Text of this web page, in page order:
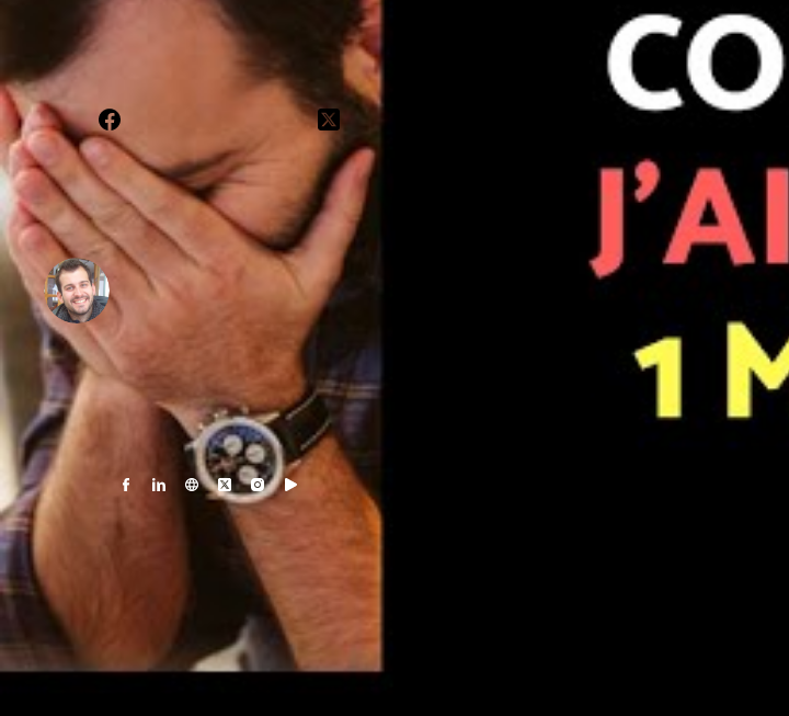
Mes écrits sont motivés par vos retours : Partagez mon travail et cet article
Julien
Julien Flot est Investisseur pour compte propre depuis 2006 et vous aide en toute transparence au
quotidien à mieux investir en bourse. Julien est comme vous, il a un jour voulu débuter en bourse,
rapidement perdu quelques milliers d'euros avant d'apprendre de ses erreurs, bâtir une stratégie et
l'appliquer avec discipline. Aujourd’hui grâce à sa "stratégie du moindre risque" il est devenu un
investisseur qui bat régulièrement le marché ! Sur Graphseo bourse, il partage depuis 2008 ses
échecs, conseils, analyses et investissements pour vous aider à mieux investir et gagner en bourse à
moindre risque ! Découvrez l'histoire de Julien Flot ici